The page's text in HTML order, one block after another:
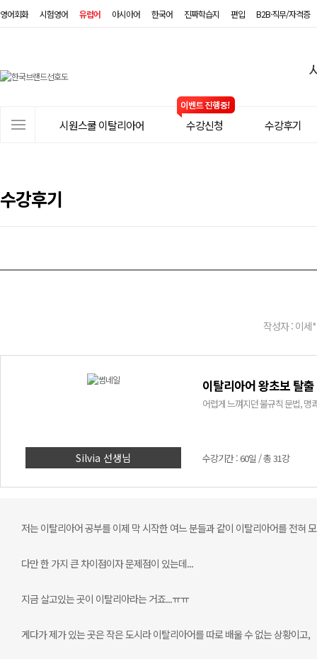
영어회화 시험영어 유럽어 아시아어 한국어 진짜학습지 편입 B2B·직무/자격증
원
쿨
뉴
시원스쿨 이탈리아어 수강신청 수강후기
수강후기
작성자 : 이세*
Silvia 선생님
이탈리아어 왕초보 탈
어렵게 느껴지던 불규칙 문법, 명
수강기간 : 60일 / 총 31강
저는 이탈리아어 공부를 이제 막 시작한 여느 분들과 같이 이탈리아어를 전혀
다만 한 가지 큰 차이점이자 문제점이 있는데...
지금 살고있는 곳이 이탈리아라는 거죠...ㅠㅠ
게다가 제가 있는 곳은 작은 도시라 이탈리아어를 따로 배울 수 없는 상황이고,